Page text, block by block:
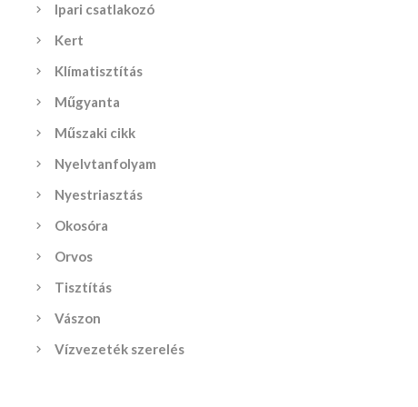
Ipari csatlakozó
Kert
Klímatisztítás
Műgyanta
Műszaki cikk
Nyelvtanfolyam
Nyestriasztás
Okosóra
Orvos
Tisztítás
Vászon
Vízvezeték szerelés